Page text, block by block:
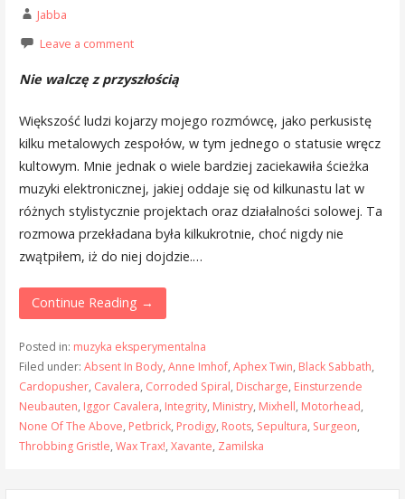
Jabba
Leave a comment
Nie walczę z przyszłością
Większość ludzi kojarzy mojego rozmówcę, jako perkusistę
kilku metalowych zespołów, w tym jednego o statusie wręcz
kultowym. Mnie jednak o wiele bardziej zaciekawiła ścieżka
muzyki elektronicznej, jakiej oddaje się od kilkunastu lat w
różnych stylistycznie projektach oraz działalności solowej. Ta
rozmowa przekładana była kilkukrotnie, choć nigdy nie
zwątpiłem, iż do niej dojdzie.…
Continue Reading →
Posted in: muzyka eksperymentalna
Filed under: Absent In Body, Anne Imhof, Aphex Twin, Black Sabbath,
Cardopusher, Cavalera, Corroded Spiral, Discharge, Einsturzende
Neubauten, Iggor Cavalera, Integrity, Ministry, Mixhell, Motorhead,
None Of The Above, Petbrick, Prodigy, Roots, Sepultura, Surgeon,
Throbbing Gristle, Wax Trax!, Xavante, Zamilska